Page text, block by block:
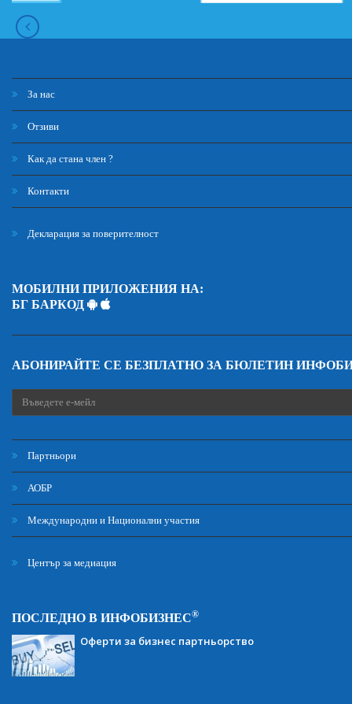
За нас
Отзиви
Как да стана член ?
Контакти
Декларация за поверителност
МОБИЛНИ ПРИЛОЖЕНИЯ НА:
БГ БАРКОД
АБОНИРАЙТЕ СЕ БЕЗПЛАТНО ЗА БЮЛЕТИН
Партньори
АОБР
Международни и Национални участия
Център за медиация
ПОСЛЕДНО В ИНФОБИЗНЕС®
Оферти за бизнес партньорство